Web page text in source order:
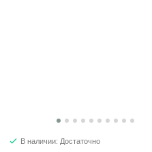
В наличии: Достаточно